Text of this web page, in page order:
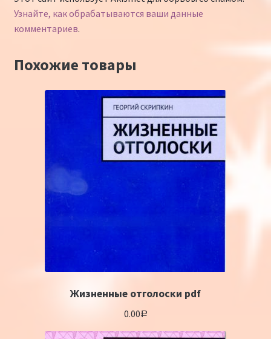
Узнайте, как обрабатываются ваши данные
комментариев.
Похожие товары
Жизненные отголоски pdf
0.00Р